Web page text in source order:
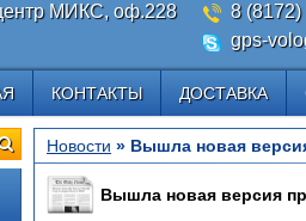
МИКС, оф.228
8 (8172)
gps-
КОНТАКТЫ ДОСТАВКА
Новости » Вышла новая
Вышла новая версия